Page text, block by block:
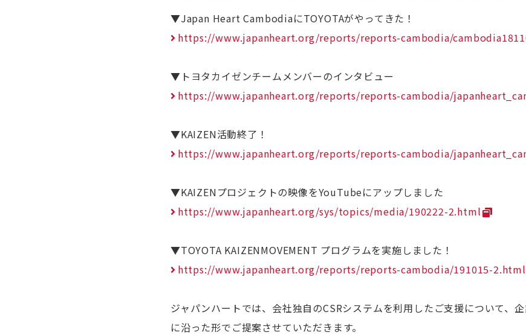
▼Japan Heart CambodiaにTOYOTAがやってきた！
https://www.japanheart.org/reports/reports-cambodia/
▼トヨタカイゼンチームメンバーのインタビュー
https://www.japanheart.org/reports/reports-cambodia/
▼KAIZEN活動終了！
https://www.japanheart.org/reports/reports-cambodia/
▼KAIZENプロジェクトの映像をYouTubeにアップしました
https://www.japanheart.org/sys/topics/media/190222-2.html
▼TOYOTA KAIZENMOVEMENT プログラムを実施しました！
https://www.japanheart.org/reports/reports-cambodia/191015-2.html
ジャパンハートでは、会社独自のCSRシステムを利用したご支援について、
に沿った形でご提案させていただきます。